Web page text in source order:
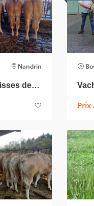
Nandrin
Lot 5 génisses de 16 à 21 mois
Prix